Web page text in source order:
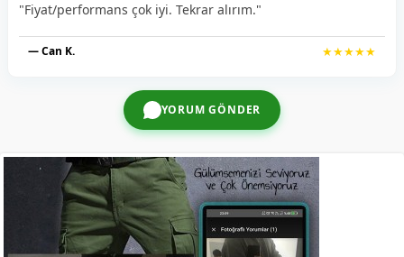
"Fiyat/performans çok iyi. Tekrar alırım."
— Can K. ★★★★★
YORUM GÖNDER